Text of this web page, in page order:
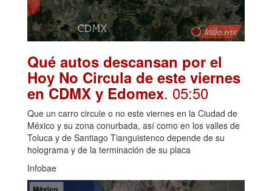
Qué autos descansan por el
Hoy No Circula de este viernes
en CDMX y Edomex. 05:50
Que un carro circule o no este viernes en la Ciudad de
México y su zona conurbada, así como en los valles de
Toluca y de Santiago Tianguistenco depende de su
holograma y de la terminación de su placa
Infobae